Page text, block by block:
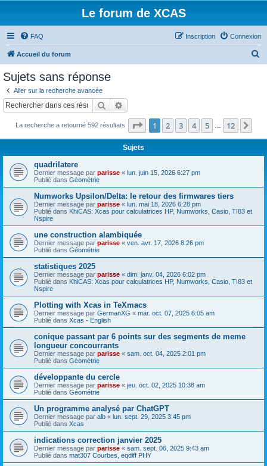
Le forum de XCAS
FAQ Connexion
Inscription
Accueil du forum
c
Sujets sans réponse
Aller sur la recherche avancée
Rechercher
La recherche a retourné 592 résultats Page 1sur12
1 2 3 4 5 12
Sujets
quadrilatere
Dernier message par parisse « lun. juin 15, 2026 6:27 pm
Publié dans Géométrie
Numworks Upsilon/Delta: le retour des firmwares tiers
Dernier message par parisse « lun. mai 18, 2026 6:28 pm
Publié dans KhiCAS: Xcas pour calculatrices HP, Numworks, Casio, TI83 et
Nspire
une construction alambiquée
Dernier message par parisse « ven. avr. 17, 2026 8:26 pm
Publié dans Géométrie
statistiques 2025
Dernier message par parisse « dim. janv. 04, 2026 6:02 pm
Publié dans KhiCAS: Xcas pour calculatrices HP, Numworks, Casio, TI83 et
Nspire
Plotting with Xcas in TeXmacs
Dernier message par GermanXG « mar. oct. 07, 2025 6:05 am
Publié dans Xcas - English
conique passant par 6 points sur des segments de meme
longueur concourrants
Dernier message par parisse « sam. oct. 04, 2025 2:01 pm
Publié dans Géométrie
développante du cercle
Dernier message par parisse « jeu. oct. 02, 2025 10:38 am
Publié dans Géométrie
Un programme analysé par ChatGPT
Dernier message par alb « lun. sept. 29, 2025 3:45 pm
Publié dans Xcas
indications correction janvier 2025
Dernier message par parisse « sam. sept. 06, 2025 9:43 am
Publié dans mat307 Courbes, eqdiff PHY